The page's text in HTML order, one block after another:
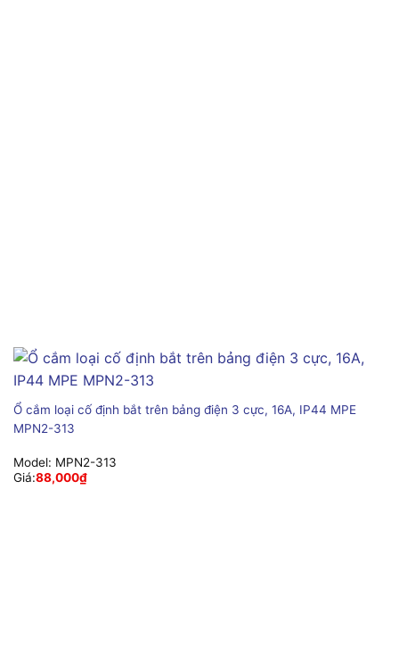
Ổ cắm loại cố định bắt trên bảng điện 3 cực, 16A, IP44 MPE
MPN2-313
Model: MPN2-313
Giá:88,000₫